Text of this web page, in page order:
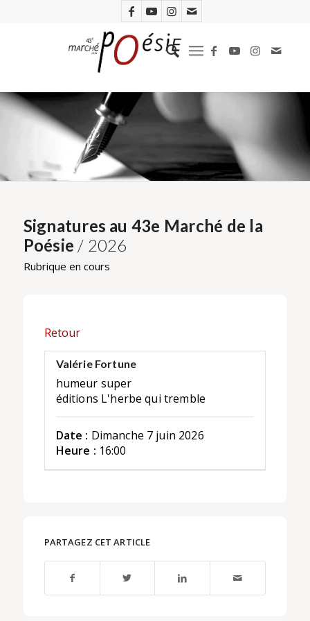
Signatures au 43e Marché de la
Poésie / 2026
Rubrique en cours
Retour
Valérie Fortune
humeur super
éditions L'herbe qui tremble
Date : Dimanche 7 juin 2026
Heure : 16:00
PARTAGEZ CET ARTICLE